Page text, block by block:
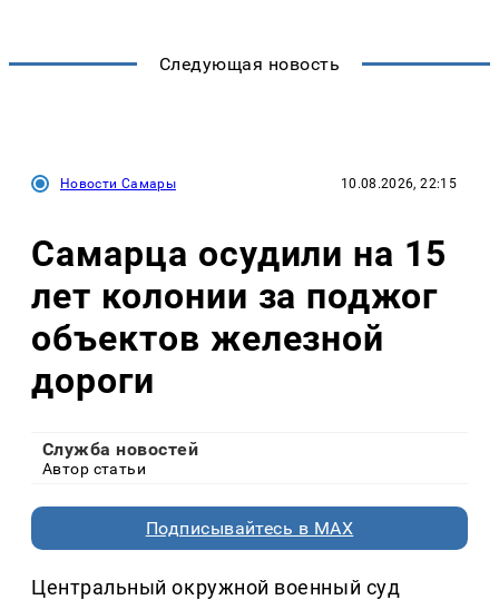
Следующая новость
Новости Самары 10.08.2026, 22:15
Самарца осудили на 15
лет колонии за поджог
объектов железной
дороги
Служба новостей
Автор статьи
Подписывайтесь в MAX
Центральный окружной военный суд